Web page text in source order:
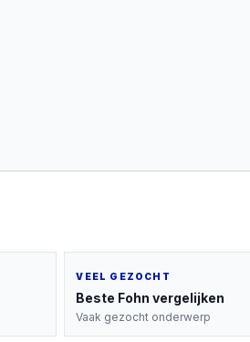
VEEL GEZOCHT
Beste Fohn vergelijken
Vaak gezocht onderwerp